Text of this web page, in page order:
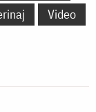
Video